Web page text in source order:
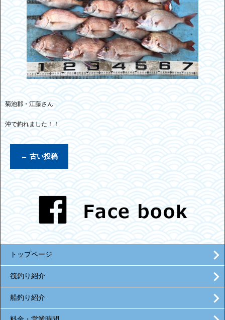
菊池郡・江藤さん
沖で釣れました！！
← 古い投稿
トップページ
筏釣り紹介
船釣り紹介